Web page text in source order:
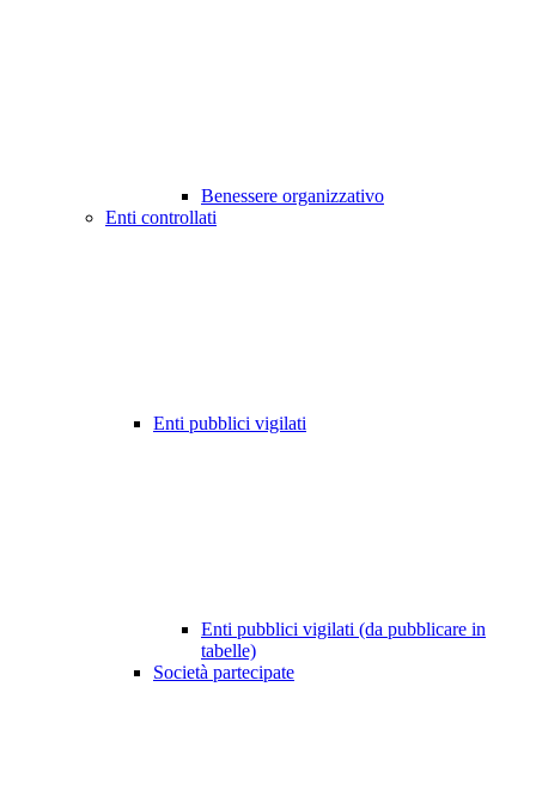
Benessere organizzativo
Enti controllati
Enti pubblici vigilati
Enti pubblici vigilati (da pubblicare in
tabelle)
Società partecipate